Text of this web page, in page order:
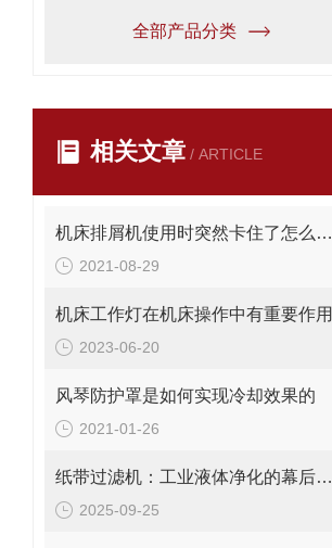
全部产品分类
相关文章 / ARTICLE
机床排屑机使用时突然卡住了怎么办？
2021-08-29
机床工作灯在机床操作中有重要作用
2023-06-20
风琴防护罩是如何实现冷却效果的
2021-01-26
纸带过滤机：工业液体净化的幕后英雄
2025-09-25